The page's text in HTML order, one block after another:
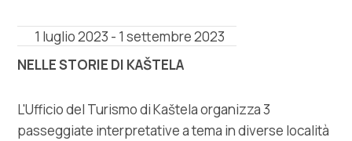
Tourist office
it
1 luglio 2023 - 1 settembre 2023
NELLE STORIE DI KAŠTELA
L'Ufficio del Turismo di Kaštela organizza 3
passeggiate interpretative a tema in diverse località